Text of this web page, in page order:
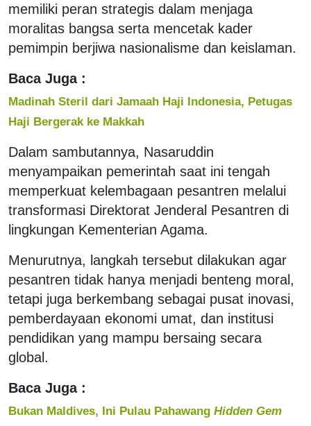
memiliki peran strategis dalam menjaga
moralitas bangsa serta mencetak kader
pemimpin berjiwa nasionalisme dan keislaman.
Baca Juga :
Madinah Steril dari Jamaah Haji Indonesia, Petugas
Haji Bergerak ke Makkah
Dalam sambutannya, Nasaruddin
menyampaikan pemerintah saat ini tengah
memperkuat kelembagaan pesantren melalui
transformasi Direktorat Jenderal Pesantren di
lingkungan Kementerian Agama.
Menurutnya, langkah tersebut dilakukan agar
pesantren tidak hanya menjadi benteng moral,
tetapi juga berkembang sebagai pusat inovasi,
pemberdayaan ekonomi umat, dan institusi
pendidikan yang mampu bersaing secara
global.
Baca Juga :
Bukan Maldives, Ini Pulau Pahawang Hidden Gem